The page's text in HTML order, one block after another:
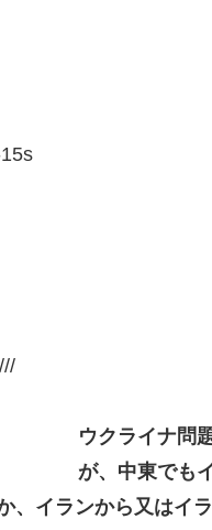
ウクライナ問
が、中東でも
、イランから又はイ